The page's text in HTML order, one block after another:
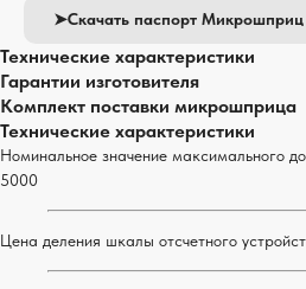
➤Скачать паспорт
Технические характеристики
Гарантии изготовителя
Комплект поставки микрошприца
Технические характеристики
Номинальное значение максимального
5000
Цена деления шкалы отсчетного